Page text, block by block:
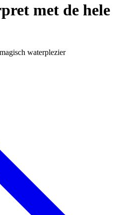
met de hele
waterplezier